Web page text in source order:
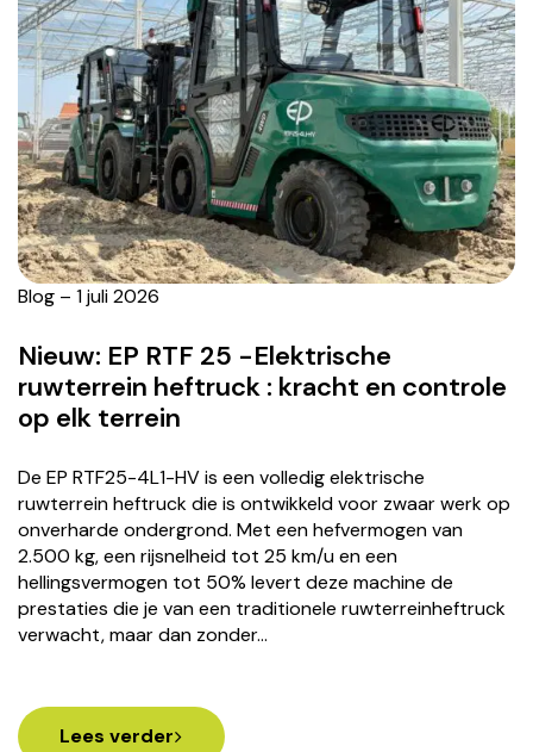
Nieuw: EP RTF 25 -Elektrische
ruwterrein heftruck : kracht en controle
op elk terrein
Blog – 1 juli 2026
De EP RTF25-4L1-HV is een volledig elektrische
ruwterrein heftruck die is ontwikkeld voor zwaar werk op
onverharde ondergrond. Met een hefvermogen van
2.500 kg, een rijsnelheid tot 25 km/u en een
hellingsvermogen tot 50% levert deze machine de
prestaties die je van een traditionele ruwterreinheftruck
verwacht, maar dan zonder…
Lees verder